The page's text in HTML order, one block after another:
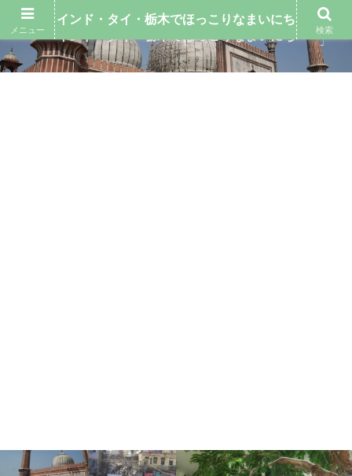
メニュー
インド・タイ・栃木でほっこりなまいにち
検索